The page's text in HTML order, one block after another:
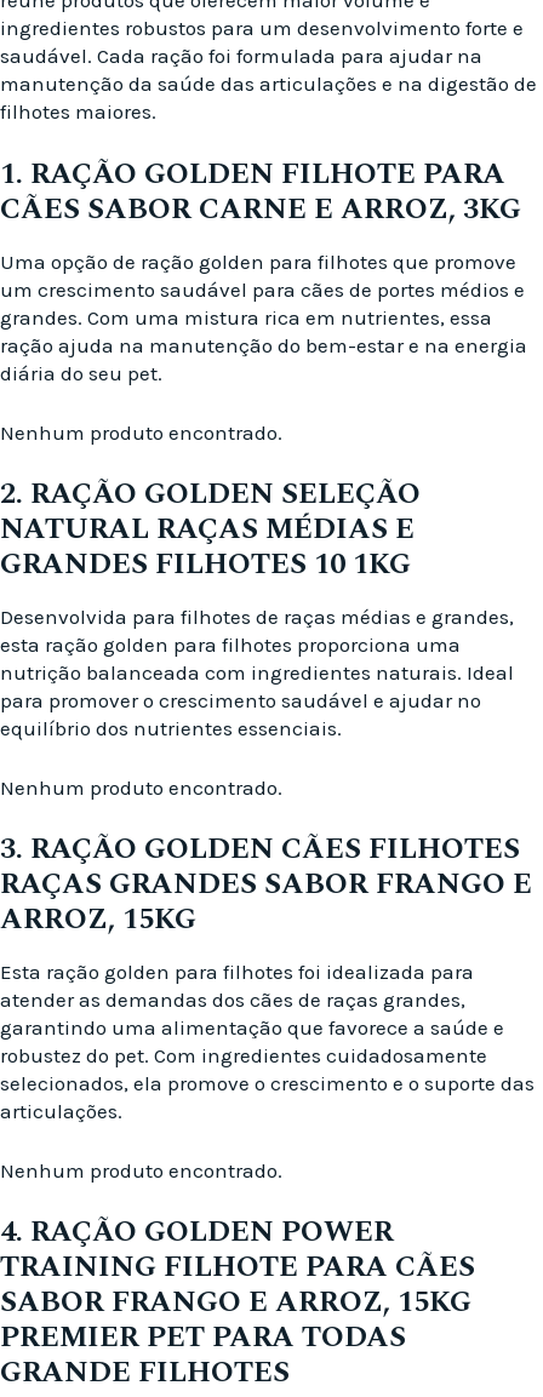
ingredientes robustos para um desenvolvimento forte e
saudável. Cada ração foi formulada para ajudar na
manutenção da saúde das articulações e na digestão de
filhotes maiores.
1. RAÇÃO GOLDEN FILHOTE PARA
CÃES SABOR CARNE E ARROZ, 3KG
Uma opção de ração golden para filhotes que promove
um crescimento saudável para cães de portes médios e
grandes. Com uma mistura rica em nutrientes, essa
ração ajuda na manutenção do bem-estar e na energia
diária do seu pet.
Nenhum produto encontrado.
2. RAÇÃO GOLDEN SELEÇÃO
NATURAL RAÇAS MÉDIAS E
GRANDES FILHOTES 10 1KG
Desenvolvida para filhotes de raças médias e grandes,
esta ração golden para filhotes proporciona uma
nutrição balanceada com ingredientes naturais. Ideal
para promover o crescimento saudável e ajudar no
equilíbrio dos nutrientes essenciais.
Nenhum produto encontrado.
3. RAÇÃO GOLDEN CÃES FILHOTES
RAÇAS GRANDES SABOR FRANGO E
ARROZ, 15KG
Esta ração golden para filhotes foi idealizada para
atender as demandas dos cães de raças grandes,
garantindo uma alimentação que favorece a saúde e
robustez do pet. Com ingredientes cuidadosamente
selecionados, ela promove o crescimento e o suporte das
articulações.
Nenhum produto encontrado.
4. RAÇÃO GOLDEN POWER
TRAINING FILHOTE PARA CÃES
SABOR FRANGO E ARROZ, 15KG
PREMIER PET PARA TODAS
GRANDE FILHOTES